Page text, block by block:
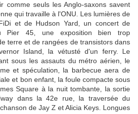
comme seuls les Anglo-saxons savent
qui travaille à l'ONU. Les lumières de
et de Hudson Yard, un concert de
Pier 45, une exposition bien trop
terre et de rangées de transistors dans
Island, la vétusté d'un ferry. Le
sous les assauts du métro aérien, le
et spéculation, la barbecue aera de
et bon enfant, la foule compacte sous
Square à la nuit tombante, la sortie
dans la 42e rue, la traversée du
de Jay Z et Alicia Keys. Longues